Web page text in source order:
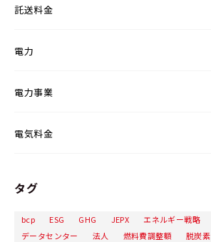
託送料金
電力
電力事業
電気料金
タグ
bcp ESG GHG JEPX エネルギー戦略
データセンター
法人 燃料費調整額 脱炭素